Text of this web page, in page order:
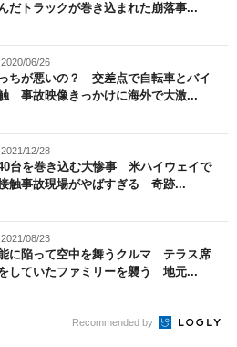
だトラックが巻き込まれた崩落事...
06/26
ちが悪いの？ 交差点で自転車とバイ
事故映像きっかけに海外で大激...
12/28
台を巻き込む大惨事 米ハイウェイで
触事故現場がやばすぎる 奇跡...
08/23
に陥って空中を舞うクルマ テラス席
していたファミリーを襲う 地元...
Recommended by